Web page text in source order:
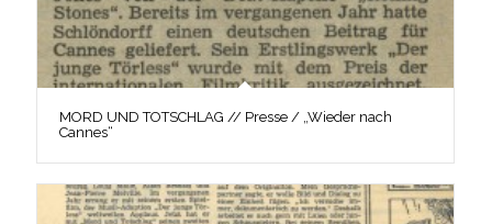
MORD UND TOTSCHLAG // Presse / „Wieder nach
Cannes“